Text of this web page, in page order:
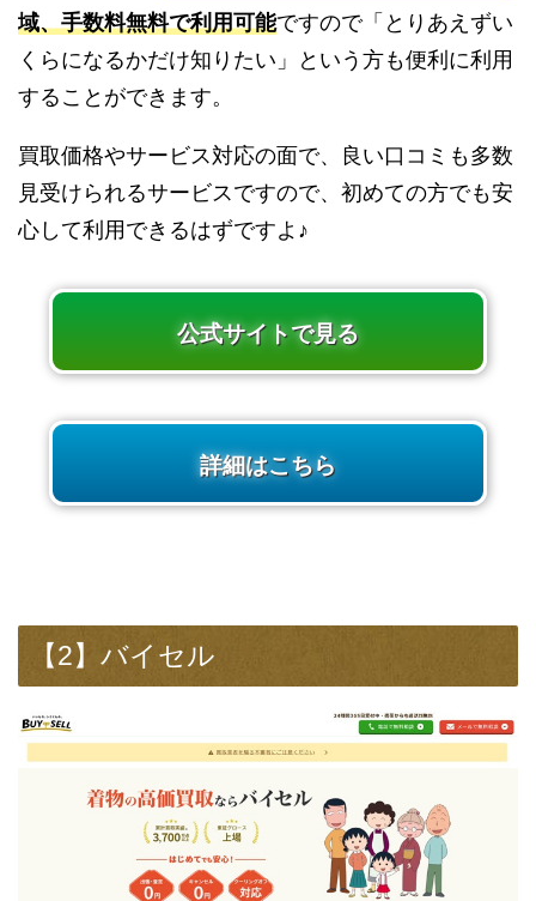
域、手数料無料で利用可能ですので「とりあえずい
くらになるかだけ知りたい」という方も便利に利用
することができます。
買取価格やサービス対応の面で、良い口コミも多数
見受けられるサービスですので、初めての方でも安
心して利用できるはずですよ♪
公式サイトで見る
詳細はこちら
【2】バイセル